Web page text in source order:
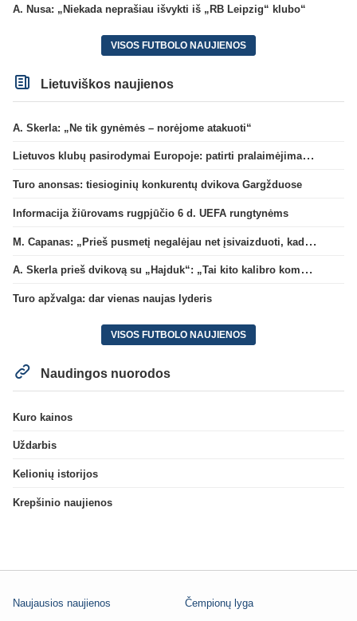
A. Nusa: „Niekada neprašiau išvykti iš „RB Leipzig“ klubo“
VISOS FUTBOLO NAUJIENOS
Lietuviškos naujienos
A. Skerla: „Ne tik gynėmės – norėjome atakuoti“
Lietuvos klubų pasirodymai Europoje: patirti pralaimėjimai Kroatijos atstovams
Turo anonsas: tiesioginių konkurentų dvikova Gargžduose
Informacija žiūrovams rugpjūčio 6 d. UEFA rungtynėms
M. Capanas: „Prieš pusmetį negalėjau net įsivaizduoti, kad žaisime prieš „Hajduk“
A. Skerla prieš dvikovą su „Hajduk“: „Tai kito kalibro komanda“
Turo apžvalga: dar vienas naujas lyderis
VISOS FUTBOLO NAUJIENOS
Naudingos nuorodos
Kuro kainos
Uždarbis
Kelionių istorijos
Krepšinio naujienos
Naujausios naujienos Čempionų lyga